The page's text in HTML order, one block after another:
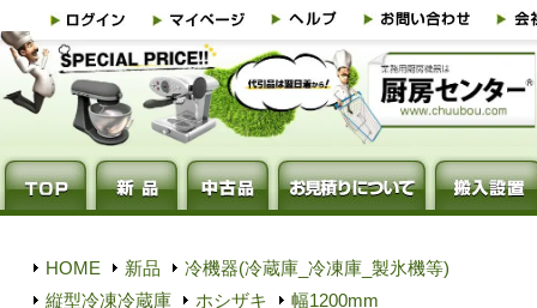
HOME 新品
冷機器(冷蔵庫_冷凍庫_製氷機等)
縦型冷凍冷蔵庫
ホシザキ
幅1200mm